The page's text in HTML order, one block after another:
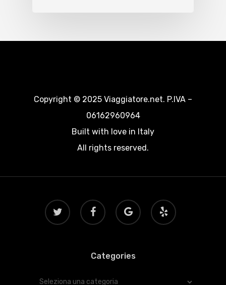
Copyright © 2025 Viaggiatore.net. P.IVA –
06162960964
Built with love in Italy
All rights reserved.
twitter facebook
google-
plus
yelp
Categories
Categories